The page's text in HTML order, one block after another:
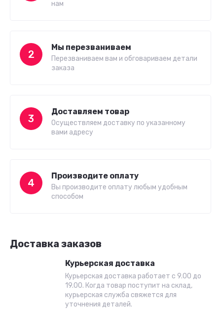
нам
2
Мы перезваниваем
Перезваниваем вам и обговариваем детали
заказа
3
Доставляем товар
Осуществляем доставку по указанному
вами адресу
4
Производите оплату
Вы производите оплату любым удобным
способом
Доставка заказов
Курьерская доставка
Курьерская доставка работает с 9.00 до
19.00. Когда товар поступит на склад,
курьерская служба свяжется для
уточнения деталей.